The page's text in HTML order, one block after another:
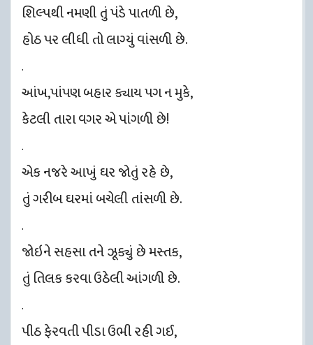
શિલ્પથી નમણી તું પંડે પાતળી છે,
હોઠ પર લીધી તો લાગ્યું વાંસળી છે.
.
આંખ,પાંપણ બહાર ક્યાય પગ ન મુકે,
કેટલી તારા વગર એ પાંગળી છે!
.
એક નજરે આખું ઘર જોતું રહે છે,
તું ગરીબ ઘરમાં બચેલી તાંસળી છે.
.
જોઇને સહસા તને ઝૂક્યું છે મસ્તક,
તું તિલક કરવા ઉઠેલી આંગળી છે.
.
પીઠ ફેરવતી પીડા ઉભી રહી ગઈ,